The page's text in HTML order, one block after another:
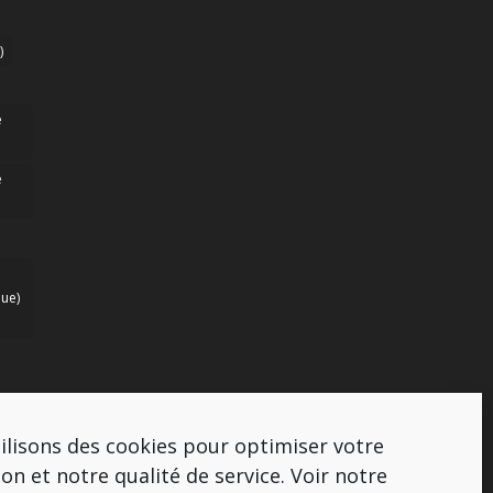
des cookies pour optimiser votre
et notre qualité de service. Voir notre